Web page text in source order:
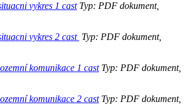
vykres 1 castTyp: PDF dokument,
vykres 2 cast Typ: PDF dokument,
komunikace 1 castTyp: PDF dokument,
komunikace 2 castTyp: PDF dokument,